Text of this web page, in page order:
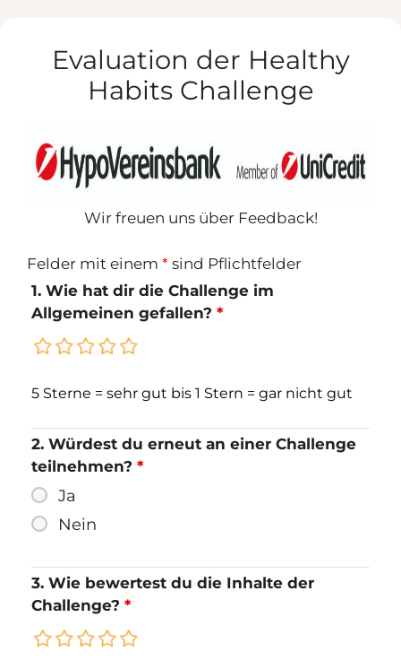
springenEvaluation der Healthy
Habits Challenge
Wir freuen uns über Feedback!
Felder mit einem * sind Pflichtfelder
1. Wie hat dir die Challenge im
Allgemeinen gefallen? *
5 Sterne = sehr gut bis 1 Stern = gar nicht gut
2. Würdest du erneut an einer Challenge
teilnehmen? *
Ja
Nein
3. Wie bewertest du die Inhalte der
Challenge? *